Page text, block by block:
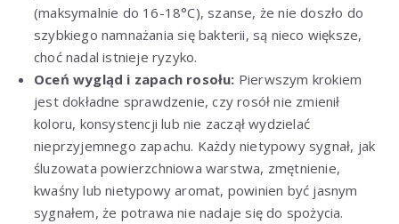
(maksymalnie do 16-18°C), szanse, że nie doszło do
szybkiego namnażania się bakterii, są nieco większe,
choć nadal istnieje ryzyko.
Oceń wygląd i zapach rosołu: Pierwszym krokiem
jest dokładne sprawdzenie, czy rosół nie zmienił
koloru, konsystencji lub nie zaczął wydzielać
nieprzyjemnego zapachu. Każdy nietypowy sygnał, jak
śluzowata powierzchniowa warstwa, zmętnienie,
kwaśny lub nietypowy aromat, powinien być jasnym
sygnałem, że potrawa nie nadaje się do spożycia.